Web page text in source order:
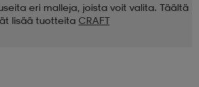
eri malleja, joista voit valita. Täältä
lisää tuotteita CRAFT